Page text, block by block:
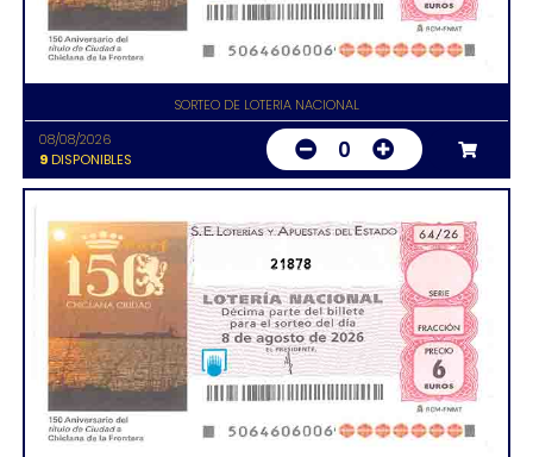
SORTEO DE LOTERIA NACIONAL
08/08/2026
9DISPONIBLES 0
21878